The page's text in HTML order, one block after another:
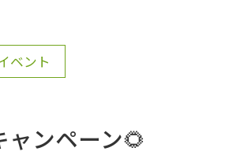
ベント
ンペーン🌻